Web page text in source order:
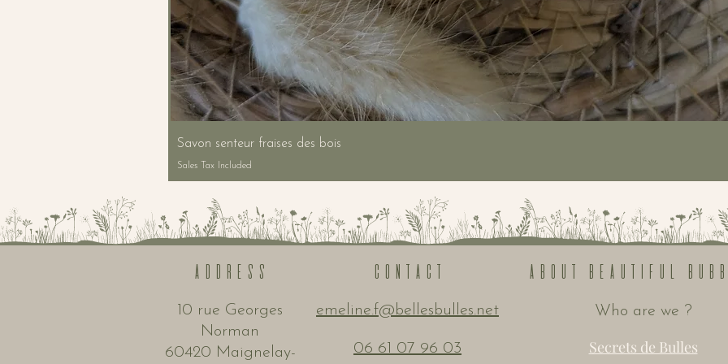
Savon senteur fraises des bois
Sales Tax Included
ADDRESS
10 rue Georges
Norman
60420 Maignelay-
Contact
emeline.f@bellesbulles.net
06 61 07 96 03
About beautiful
Who are we ?
Secrets de Bulles